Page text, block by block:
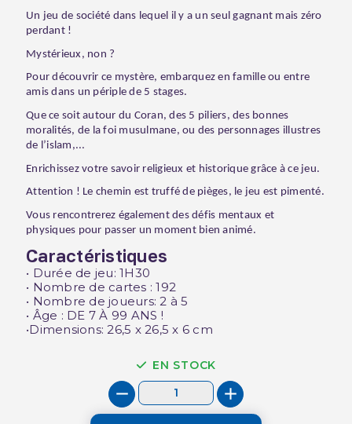
Un jeu de société dans lequel il y a un seul gagnant mais zéro
perdant !
Mystérieux, non ?
Pour découvrir ce mystère, embarquez en famille ou entre
amis dans un périple de 5 stages.
Que ce soit autour du Coran, des 5 piliers, des bonnes
moralités, de la foi musulmane, ou des personnages illustres
de l’islam,...
Enrichissez votre savoir religieux et historique grâce à ce jeu.
Attention ! Le chemin est truffé de pièges, le jeu est pimenté.
Vous rencontrerez également des défis mentaux et
physiques pour passer un moment bien animé.
Caractéristiques
• Durée de jeu: 1H30
• Nombre de cartes : 192
• Nombre de joueurs: 2 à 5
• Âge : DE 7 À 99 ANS !
•Dimensions: 26,5 x 26,5 x 6 cm
EN STOCK